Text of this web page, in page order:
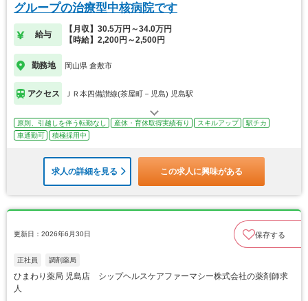
グループの治療型中核病院です
給与
【月収】30.5万円～34.0万円
【時給】2,200円～2,500円
勤務地 岡山県 倉敷市
アクセス ＪＲ本四備讃線(茶屋町－児島) 児島駅
原則、引越しを伴う転勤なし 産休・育休取得実績有り スキルアップ
駅チカ
車通勤可
積極採用中
求人の詳細を見る この求人に興味がある
更新日：2026年6月30日 保存する
正社員 調剤薬局
ひまわり薬局 児島店 シップヘルスケアファーマシー株式会社の薬剤師求
人